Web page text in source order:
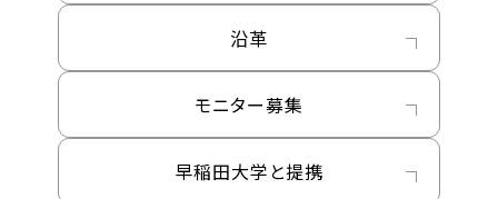
沿革
モニター募集
早稲田大学と提携